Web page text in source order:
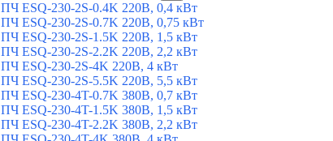
ПЧ ESQ-230-2S-0.4K 220В, 0,4 кВт
ПЧ ESQ-230-2S-0.7K 220В, 0,75 кВт
ПЧ ESQ-230-2S-1.5K 220В, 1,5 кВт
ПЧ ESQ-230-2S-2.2K 220В, 2,2 кВт
ПЧ ESQ-230-2S-4K 220В, 4 кВт
ПЧ ESQ-230-2S-5.5K 220В, 5,5 кВт
ПЧ ESQ-230-4T-0.7K 380В, 0,7 кВт
ПЧ ESQ-230-4T-1.5K 380В, 1,5 кВт
ПЧ ESQ-230-4T-2.2K 380В, 2,2 кВт